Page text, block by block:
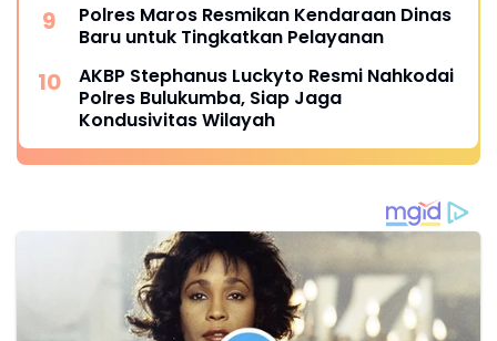
Polres Maros Resmikan Kendaraan Dinas
Baru untuk Tingkatkan Pelayanan
AKBP Stephanus Luckyto Resmi Nahkodai
Polres Bulukumba, Siap Jaga
Kondusivitas Wilayah